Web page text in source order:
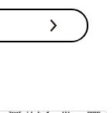
などはあくまで